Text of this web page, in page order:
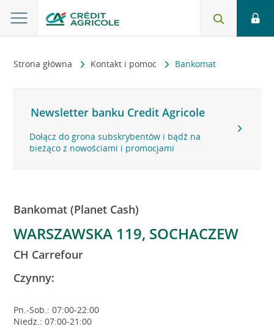
Strona główna Kontakt i pomoc Bankomat
Newsletter banku Credit Agricole
Dołącz do grona subskrybentów i bądź na
bieżąco z nowościami i promocjami
Bankomat (Planet Cash)
WARSZAWSKA 119, SOCHACZEW
CH Carrefour
Czynny:
Pn.-Sob.: 07:00-22:00
Niedz.: 07:00-21:00